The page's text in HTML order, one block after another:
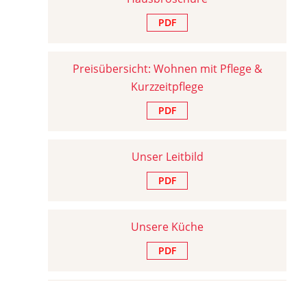
PDF
Preisübersicht: Wohnen mit Pflege &
Kurzzeitpflege
PDF
Unser Leitbild
PDF
Unsere Küche
PDF